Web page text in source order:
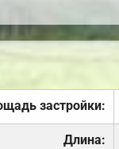
застройки:
Длина: